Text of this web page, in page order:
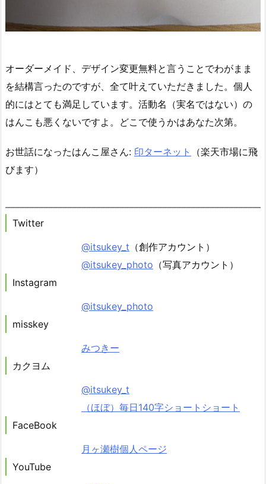
オーダーメイド、デザイン変更無料と言うことでわがまま
を結構言ったのですが、全て叶えていただきました。個人
的にはとても満足しています。活動名（実名ではない）の
はんこも悪くないですよ。どこで使うかはあなた次第。
お世話になったはんこ屋さん: 印ターネット
（楽天市場に飛
びます）
Twitter
@itsukey_t （創作アカウント）
@itsukey_photo （写真アカウント）
Instagram
@itsukey_photo
misskey
みつきー
カクヨム
@itsukey_t
（ほぼ）毎日140字ショートショート
FaceBook
月ヶ瀬樹個人ページ
YouTube